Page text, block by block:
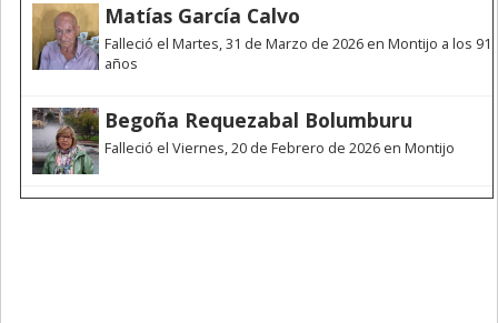
Matías García Calvo
Falleció el Martes, 31 de Marzo de 2026 en Montijo a los 91
años
Begoña Requezabal Bolumburu
Falleció el Viernes, 20 de Febrero de 2026 en Montijo